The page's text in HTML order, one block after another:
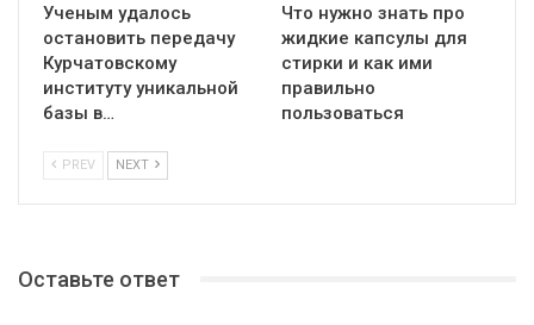
Ученым удалось
остановить передачу
Курчатовскому
институту уникальной
базы в…
Что нужно знать про
жидкие капсулы для
стирки и как ими
правильно
пользоваться
PREV NEXT
Оставьте ответ